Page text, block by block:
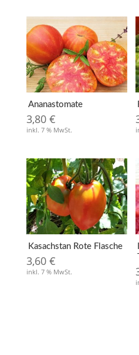
Ananastomate
3,80 €
inkl. 7 % MwSt.
Kasachstan Rote Flasche
3,60 €
inkl. 7 % MwSt.